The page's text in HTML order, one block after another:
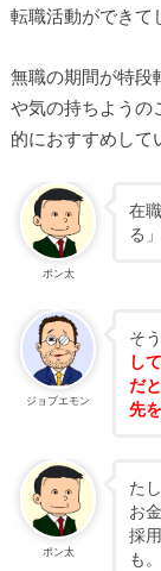
転職活動ができて
無職の期間が特段
や気の持ちようの
的におすすめして
ポン太
在
る
ジョブエモン
そ
し
だ
先
ポン太
た
お
採
も。